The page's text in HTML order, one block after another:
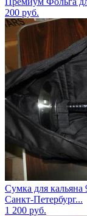
200 руб.
Сумка для
Санкт-Петербург...
1 200 руб.